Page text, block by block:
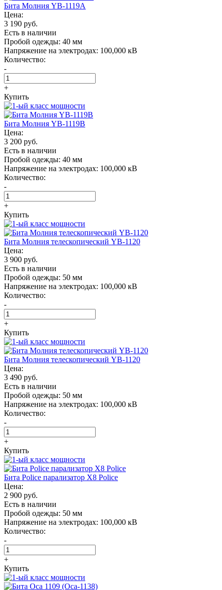
Бита Молния YB-1119A
Цена:
3 190 руб.
Есть в наличии
Пробой одежды: 40 мм
Напряжение на электродах: 100,000 кВ
Количество:
-
+
Купить
Бита Молния YB-1119B
Цена:
3 200 руб.
Есть в наличии
Пробой одежды: 40 мм
Напряжение на электродах: 100,000 кВ
Количество:
-
+
Купить
Бита Молния телескопический YB-1120
Цена:
3 900 руб.
Есть в наличии
Пробой одежды: 50 мм
Напряжение на электродах: 100,000 кВ
Количество:
-
+
Купить
Бита Молния телескопический YB-1120
Цена:
3 490 руб.
Есть в наличии
Пробой одежды: 50 мм
Напряжение на электродах: 100,000 кВ
Количество:
-
+
Купить
Бита Police парализатор X8 Police
Цена:
2 900 руб.
Есть в наличии
Пробой одежды: 50 мм
Напряжение на электродах: 100,000 кВ
Количество:
-
+
Купить